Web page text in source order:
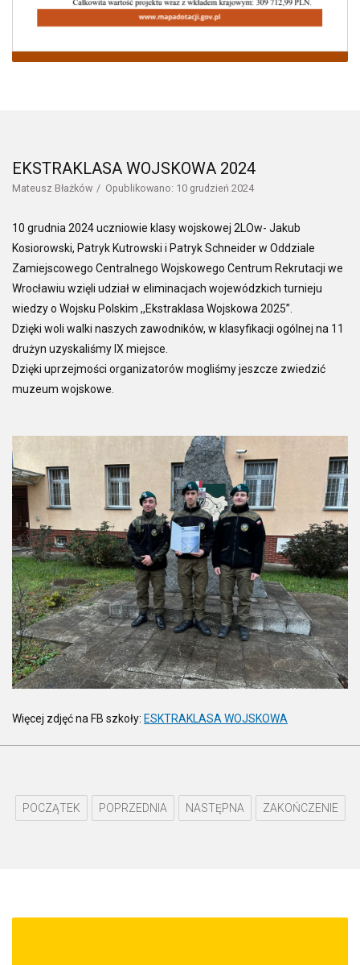
EKSTRAKLASA WOJSKOWA 2024
Mateusz Błażków Opublikowano: 10 grudzień 2024
10 grudnia 2024 uczniowie klasy wojskowej 2LOw- Jakub
Kosiorowski, Patryk Kutrowski i Patryk Schneider w Oddziale
Zamiejscowego Centralnego Wojskowego Centrum Rekrutacji we
Wrocławiu wzięli udział w eliminacjach wojewódzkich turnieju
wiedzy o Wojsku Polskim ,,Ekstraklasa Wojskowa 2025”.
Dzięki woli walki naszych zawodników, w klasyfikacji ogólnej na 11
drużyn uzyskaliśmy IX miejsce.
Dzięki uprzejmości organizatorów mogliśmy jeszcze zwiedzić
muzeum wojskowe.
Więcej zdjęć na FB szkoły: ESKTRAKLASA WOJSKOWA
POCZĄTEK POPRZEDNIA NASTĘPNA ZAKOŃCZENIE